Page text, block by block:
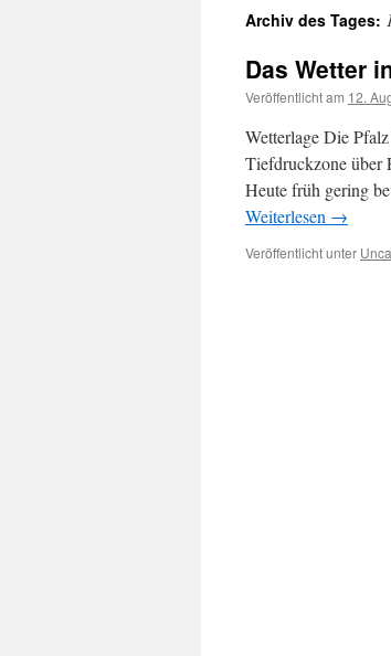
Archiv des Tages:
Das Wetter
Veröffentlicht am 12.
Wetterlage Die
Tiefdruckzone über
Heute früh gering
Weiterlesen →
Veröffentlicht unter